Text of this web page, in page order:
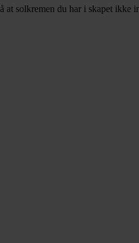
solkremen du har i skapet